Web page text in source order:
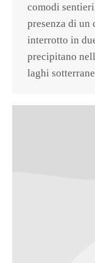
comodi
presenza di un
interrotto in
precipitano
laghi